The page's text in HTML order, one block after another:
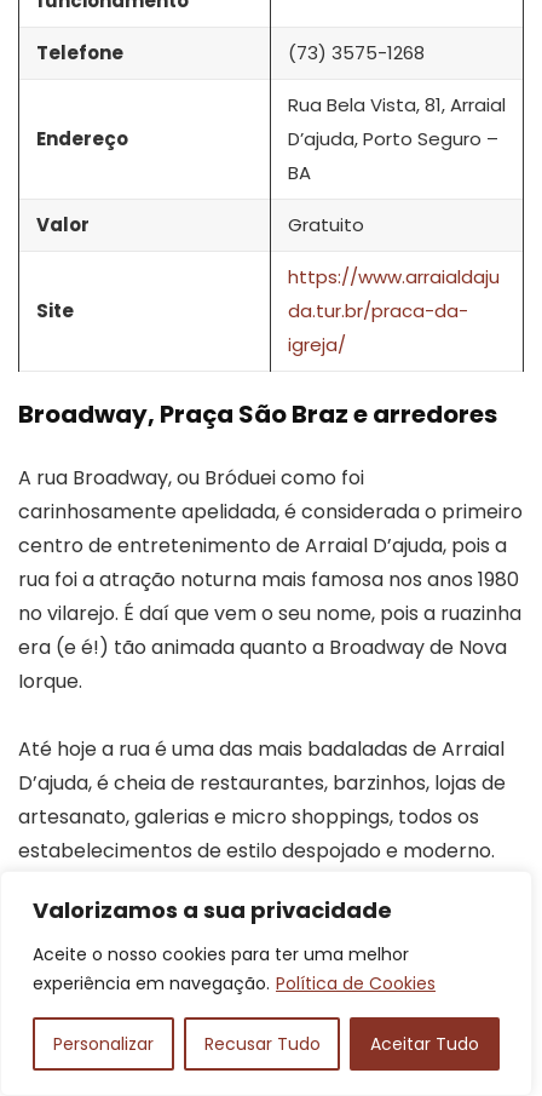
Valorizamos a sua privacidade
Aceite o nosso cookies para ter uma melhor
experiência em navegação. Política de Cookies
Personalizar Recusar Tudo Aceitar Tudo
Telefone (73) 3575-1268
Endereço
Rua Bela Vista, 81, Arraial
D’ajuda, Porto Seguro –
BA
Valor Gratuito
Site
https://www.arraialdaju
da.tur.br/praca-da-
igreja/
Broadway, Praça São Braz e arredores
A rua Broadway, ou Bróduei como foi
carinhosamente apelidada, é considerada o primeiro
centro de entretenimento de Arraial D’ajuda, pois a
rua foi a atração noturna mais famosa nos anos 1980
no vilarejo. É daí que vem o seu nome, pois a ruazinha
era (e é!) tão animada quanto a Broadway de Nova
Iorque.
Até hoje a rua é uma das mais badaladas de Arraial
D’ajuda, é cheia de restaurantes, barzinhos, lojas de
artesanato, galerias e micro shoppings, todos os
estabelecimentos de estilo despojado e moderno.
funcionamento
10h às 03h
Telefone Não se aplica
Rua Broadway, Arraial